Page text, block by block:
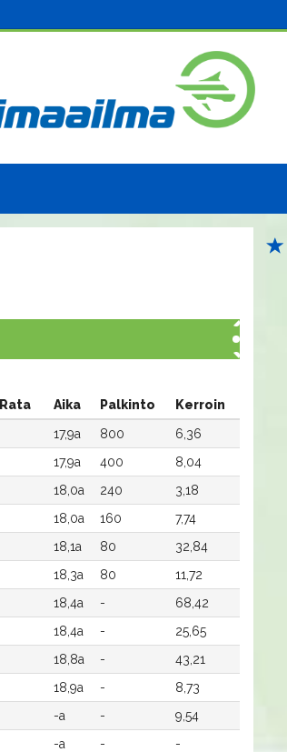
Aika Palkinto
Kerroin
17,9a 800
6,36
17,9a 400
8,04
18,0a 240
3,18
18,0a 160
7,74
18,1a 80
32,84
18,3a 80
11,72
18,4a -
68,42
18,4a -
25,65
18,8a -
43,21
18,9a -
8,73
-a -
9,54
-a - -